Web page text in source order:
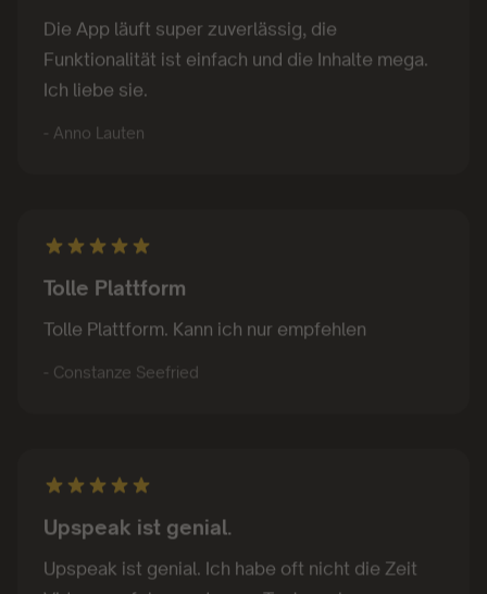
Funktionalität ist einfach und die Inhalte mega.
Ich liebe sie.
Upspeak ist genial. Ich habe oft nicht die Zeit
Videos zu folgen oder gar Texte zu lesen.